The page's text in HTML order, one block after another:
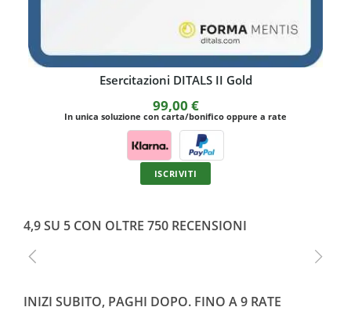
Esercitazioni DITALS I Platinum
129,00
In unica soluzione con carta/bonifico oppure a rate
ISCRIVITI
4,9 SU 5 CON OLTRE 750 RECENSIONI
INIZI SUBITO, PAGHI DOPO. FINO A 9 RATE